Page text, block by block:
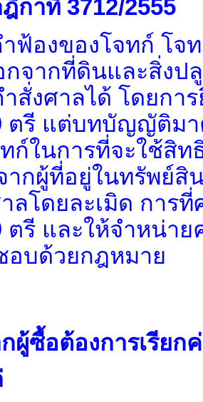
กาที่ 3712/2555
องของโจทก์ โจ
กจากที่ดินและสิ่ง
สั่งศาลได้ โดยกา
ตรี แต่บทบัญญัติม
ก์ในการที่จะใช้สิท
ากผู้ที่อยู่ในทรัพย์
ลโดยละเมิด การ
ตรี และให้จำหน่า
อบด้วยกฎหมาย
ผู้ซื้อต้องการเรีย